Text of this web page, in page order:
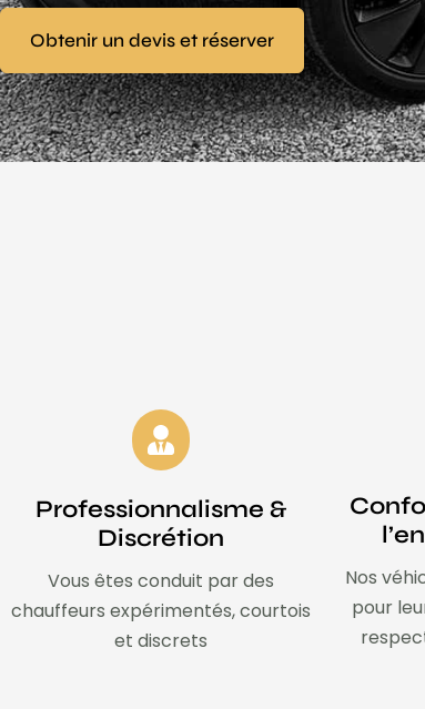
Obtenir un devis et réserver
Professionnalisme &
Discrétion
Vous êtes conduit par des
chauffeurs expérimentés, courtois
et discrets
Nos
pour